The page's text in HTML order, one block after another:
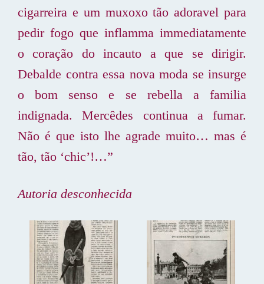
cigarreira e um muxoxo tão adoravel para
pedir fogo que inflamma immediatamente
o coração do incauto a que se dirigir.
Debalde contra essa nova moda se insurge
o bom senso e se rebella a familia
indignada. Mercêdes continua a fumar.
Não é que isto lhe agrade muito… mas é
tão, tão ‘chic’!…”
Autoria desconhecida